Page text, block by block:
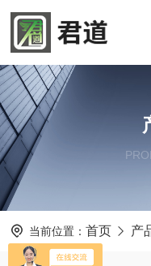
当前位置： 首页 产